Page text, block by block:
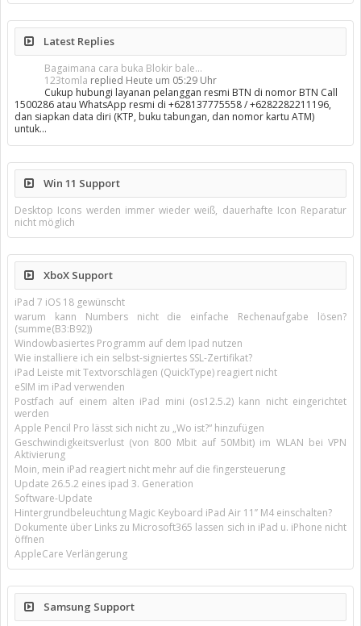
Latest Replies
Bagaimana cara buka Blokir bale...
123tomla replied Heute um 05:29 Uhr
Cukup hubungi layanan pelanggan resmi BTN di nomor BTN Call
1500286 atau WhatsApp resmi di +628137775558 / +6282282211196,
dan siapkan data diri (KTP, buku tabungan, dan nomor kartu ATM)
untuk…
Win 11 Support
Desktop Icons werden immer wieder weiß, dauerhafte Icon Reparatur
nicht möglich
XboX Support
iPad 7 iOS 18 gewünscht
warum kann Numbers nicht die einfache Rechenaufgabe lösen?
(summe(B3:B92))
Windowbasiertes Programm auf dem Ipad nutzen
Wie installiere ich ein selbst-signiertes SSL-Zertifikat?
iPad Leiste mit Textvorschlägen (QuickType) reagiert nicht
eSIM im iPad verwenden
Postfach auf einem alten iPad mini (os12.5.2) kann nicht eingerichtet
werden
Apple Pencil Pro lässt sich nicht zu „Wo ist?“ hinzufügen
Geschwindigkeitsverlust (von 800 Mbit auf 50Mbit) im WLAN bei VPN
Aktivierung
Moin, mein iPad reagiert nicht mehr auf die fingersteuerung
Update 26.5.2 eines ipad 3. Generation
Software-Update
Hintergrundbeleuchtung Magic Keyboard iPad Air 11’’ M4 einschalten?
Dokumente über Links zu Microsoft365 lassen sich in iPad u. iPhone nicht
öffnen
AppleCare Verlängerung
Samsung Support